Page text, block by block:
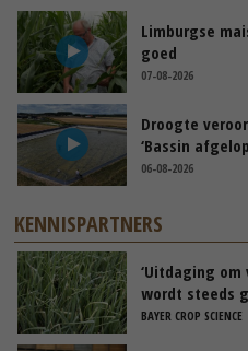
Limburgse
goed
07-08-2026
Droogte
‘Bassin
06-08-2026
KENNISPARTNERS
‘Uitdaging
wordt steeds
BAYER CROP SCIENCE